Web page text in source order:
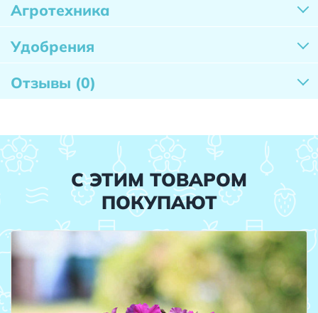
Агротехника
Удобрения
Отзывы (0)
С ЭТИМ ТОВАРОМ
ПОКУПАЮТ